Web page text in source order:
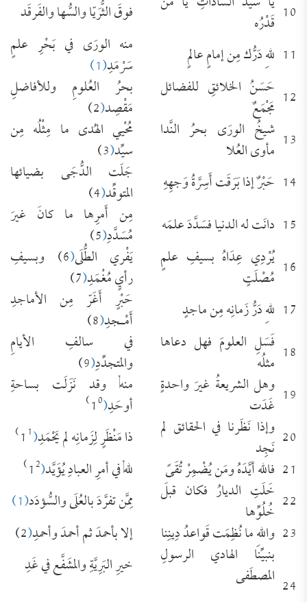
10 قَدْرُه
فوقَ الثُّرَيّا والسُّها والفَرقَد
11 للهِ دَرُّك مِن إمامٍ عالمٍ منه الورَى في بَحْرِ علمٍ
سَرْمَدِ(1)
12 حَسَنُ الخلائقِ للفضائل
مَجْمَعٌ
بحرُ العُلومِ وللأفاضلِ
مَقْصِد(
2)
13 شيخُ الورَى بحرُ النَّدا
مأوى العُلا
مُحْيي الهُدى ما مِثْلُه مِن
سيِّد(
3)
14 حَبْرٌ إذا بَرَقَت أَسِرَّةُ وَجهِهِ جَلَت الدُّجَى بضيائها
المتوقِّد(
4)
15 دانَت له الدنيا فسَدَّدَ علمَه مِن أَمرِها ما كانَ غيرَ
مُسَدَّدِ(
5)
16 يُرْدِي عِدَاهُ بسيفِ علمٍ
مُصْلَتٍ
يَفْري الطُّلَى( 6) وبسيفِ
رأيٍ مُغْمَدِ(
7)
17 للهِ دَرُّ زَمانِه مِن ماجدٍ حَبْرٍ أَغَرّ مِن الأماجدِ
أَمْـجدِ(
8)
18 فَسَلِ العلومَ فهل دعاها
مثلُه
في سالفِ الأيامِ
والمتجدِّدِ(
9)
19 وهل الشريعةُ غيرَ واحدةٍ
غَدَت
منه, وقد نَزَلَت بساحةِ
أوحَدِ(
10)
20 وإذا نَظَرنا في الحقائق لم
نَجِد ذا مَنْظَرٍ لِزَمانِه لم يَحْمَدِ(
11)
21 فالله أيَّدَهُ ومَن يُضْمِرْ تُقَىً لله, في أمرِ العبادِ يُؤَيَّد(
12)
22 خَلَتِ الديارُ فكان قبلَ
خُلُوِّها مِمَّن تفرَّدَ بالعُلَى والسُّؤدَد(1)
23 واللهِ ما نُظِمَت قَواعدُ دِينِنا إلا بأحمدَ ثم أحمدَ وأحمدِ(
2)
24
بنبيِّنا الهادي الرسولِ
المصطَفى خيرِ البَرِيَّةِ والمشَفَّع في غَدِ